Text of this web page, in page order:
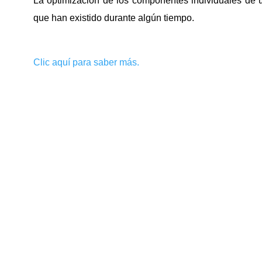
que han existido durante algún tiempo.
Clic aquí para saber más.